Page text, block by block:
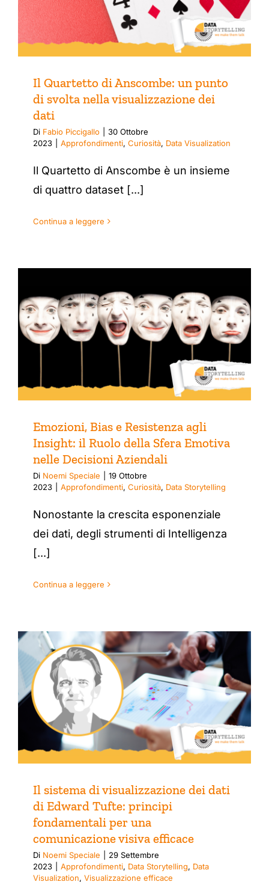
Il Quartetto di Anscombe: un punto
di svolta nella visualizzazione dei
dati
Di Fabio Piccigallo
30 Ottobre
2023
Approfondimenti, Curiosità, Data Visualization
Il Quartetto di Anscombe è un insieme
di quattro dataset [...]
Continua a leggere
Emozioni, Bias e Resistenza agli
Insight: il Ruolo della Sfera Emotiva
nelle Decisioni Aziendali
Di Noemi Speciale
19 Ottobre
2023
Approfondimenti, Curiosità, Data Storytelling
Nonostante la crescita esponenziale
dei dati, degli strumenti di Intelligenza
[...]
Continua a leggere
Il sistema di visualizzazione dei dati
di Edward Tufte: principi
fondamentali per una
comunicazione visiva efficace
Di Noemi Speciale
29 Settembre
2023
Approfondimenti, Data Storytelling, Data
Visualization, Visualizzazione efficace